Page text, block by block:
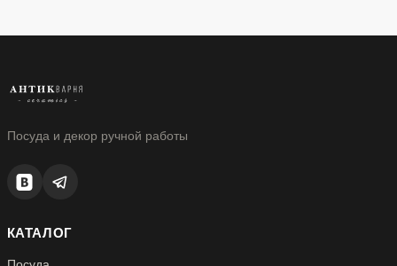
Посуда и декор ручной работы
КАТАЛОГ